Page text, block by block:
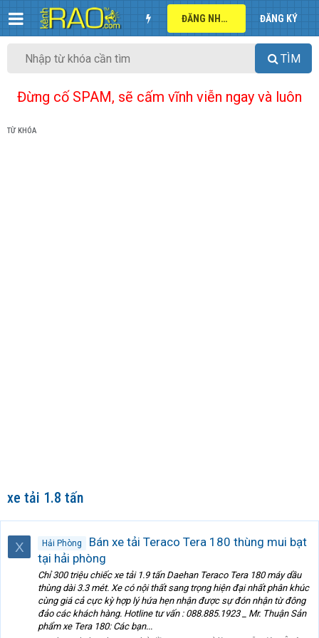
ĐĂNG NHẬP ĐĂNG KÝ
TÌM
Đừng cố SPAM, sẽ cấm vĩnh viễn ngay và luôn
TỪ KHÓA
xe tải 1.8 tấn
X Hải Phòng
Bán xe tải Teraco Tera 180 thùng mui bạt
tại hải phòng
Chỉ 300 triệu chiếc xe tải 1.9 tấn Daehan Teraco Tera 180 máy dầu
thùng dài 3.3 mét. Xe có nội thất sang trọng hiện đại nhất phân khúc
cùng giá cả cực kỳ hợp lý hứa hẹn nhận được sự đón nhận từ đông
đảo các khách hàng. Hotline tư vấn : 088.885.1923 _ Mr. Thuận Sản
phẩm xe Tera 180: Các bạn...